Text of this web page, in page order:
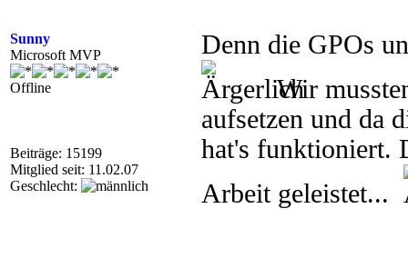
Sunny
Microsoft MVP
Offline
Beiträge: 15199
Mitglied seit: 11.02.07
Geschlecht:
Denn die GPOs
Wir
aufsetzen und da
hat's funktioniert.
Arbeit geleistet...